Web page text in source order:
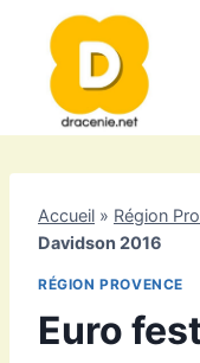
contenu
Accueil » Région
Davidson 2016
RÉGION PROVENCE
Euro